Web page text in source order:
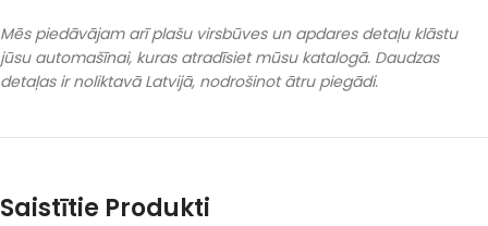
Mēs piedāvājam arī plašu virsbūves un apdares detaļu klāstu
jūsu automašīnai, kuras atradīsiet mūsu katalogā. Daudzas
detaļas ir noliktavā Latvijā, nodrošinot ātru piegādi.
Saistītie Produkti